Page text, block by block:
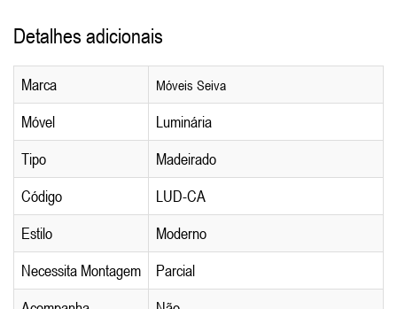
Detalhes adicionais
Marca Móveis Seiva
Móvel
Luminária
Tipo
Madeirado
Código
LUD-CA
Estilo
Moderno
Necessita Montagem
Parcial